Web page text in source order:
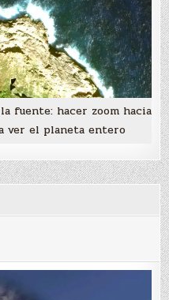
fuente: hacer zoom hacia
ver el planeta entero